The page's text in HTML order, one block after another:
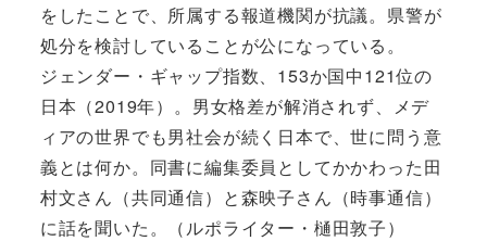
をしたことで、所属する報道機関が抗議。県警が
処分を検討していることが公になっている。
ジェンダー・ギャップ指数、153か国中121位の
日本（2019年）。男女格差が解消されず、メデ
ィアの世界でも男社会が続く日本で、世に問う意
義とは何か。同書に編集委員としてかかわった田
村文さん（共同通信）と森映子さん（時事通信）
に話を聞いた。（ルポライター・樋田敦子）